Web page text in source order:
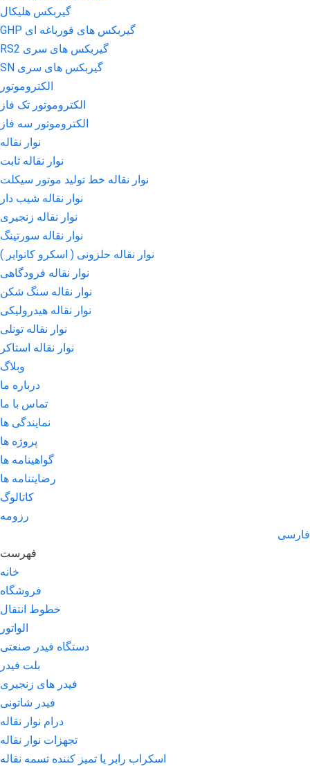
گیربکس هلیکال
گیربکس های قورباغه ای GHP
گیربکس های سری RS2
گیربکس های سری SN
الکتروموتور
الکتروموتور تک فاز
الکتروموتور سه فاز
نوار نقاله
نوار نقاله ثابت
نوار نقاله خط تولید موتور سیکلت
نوار نقاله شیب دار
نوار نقاله زنجیری
نوار نقاله سورتینگ
نوار نقاله حلزونی ( اسکرو کانوایر )
نوار نقاله فرودگاهی
نوار نقاله سنگ شکن
نوار نقاله هیدرولیکی
نوار نقاله تونلی
نوار نقاله استاکر
وبلاگ
درباره ما
تماس با ما
نمایندگی ها
پروژه ها
گواهینامه ها
رضایتنامه ها
کاتالوگ
رزومه
فارسی
فهرست
خانه
فروشگاه
خطوط انتقال
الواتور
دستگاه فیدر صنعتی
بلت فیدر
فیدر های زنجیری
فیدر شاتونی
درام نوار نقاله
تجهزات نوار نقاله
اسکراب رابر یا تمیز کننده تسمه نقاله